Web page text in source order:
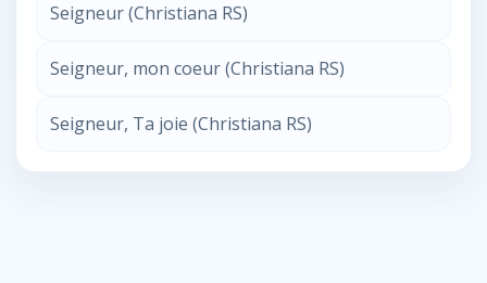
Seigneur (Christiana RS)
Seigneur, mon coeur (Christiana RS)
Seigneur, Ta joie (Christiana RS)